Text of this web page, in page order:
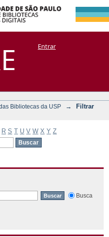
por:
+ CoriscoEntrar
Bibliotecas da USP →
Filtrar
R S T U V W X Y Z
Busca